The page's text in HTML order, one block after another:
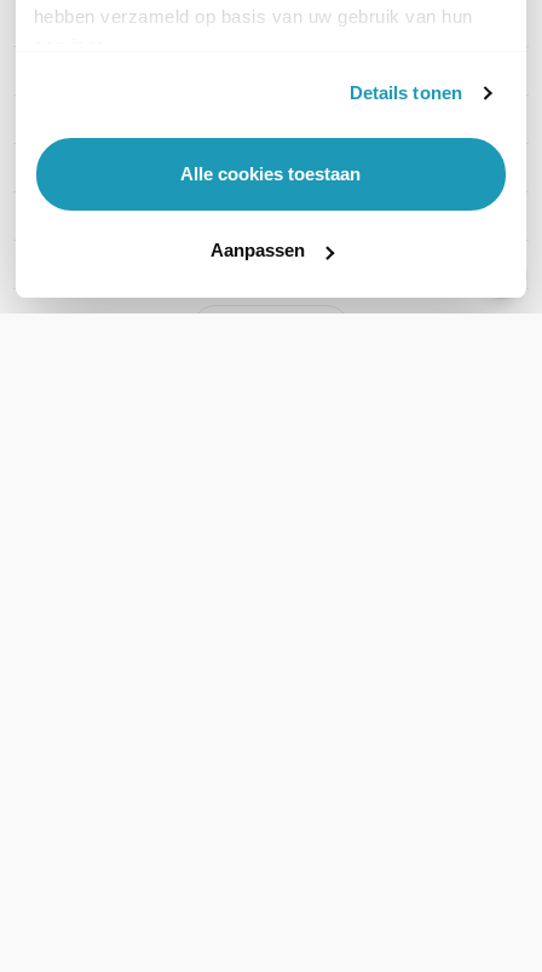
hebben verzameld op basis van uw gebruik van hun
Details tonen
Alle cookies toestaan
Aanpassen
EAN 5714708004516
Headset aansluitingen USB-A
Microsoft Teams Nee